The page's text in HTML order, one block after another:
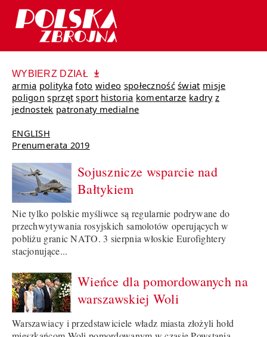
WYBIERZ DZIAŁ
armia polityka foto wideo społeczność świat misje
poligon sprzęt sport historia komentarze kadry z
jednostek patronaty medialne
ENGLISH
Prenumerata 2019
Sojusznicze wsparcie nad
Bałtykiem
Nie tylko polskie myśliwce są regularnie podrywane do
przechwytywania rosyjskich samolotów operujących w
pobliżu granic NATO. 3 sierpnia włoskie Eurofightery
stacjonujące...
Wieńce dla pomordowanych na
warszawskiej Woli
Warszawiacy i przedstawiciele władz miasta złożyli hołd